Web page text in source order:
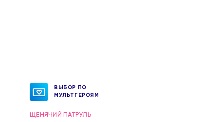
ВЫБОР ПО
МУЛЬТГЕРОЯМ
ЩЕНЯЧИЙ ПАТРУЛЬ